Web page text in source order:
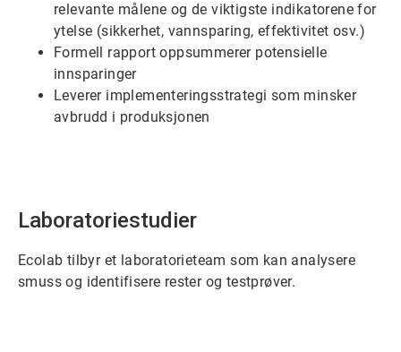
relevante målene og de viktigste indikatorene for
ytelse (sikkerhet, vannsparing, effektivitet osv.)
Formell rapport oppsummerer potensielle
innsparinger
Leverer implementeringsstrategi som minsker
avbrudd i produksjonen
Laboratoriestudier
Ecolab tilbyr et laboratorieteam som kan analysere
smuss og identifisere rester og testprøver.